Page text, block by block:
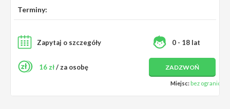
Terminy:
Zapytaj o szczegóły 0 - 18 lat
16 zł/ za osobę ZADZWOŃ
Miejsc: bez ograniczeń